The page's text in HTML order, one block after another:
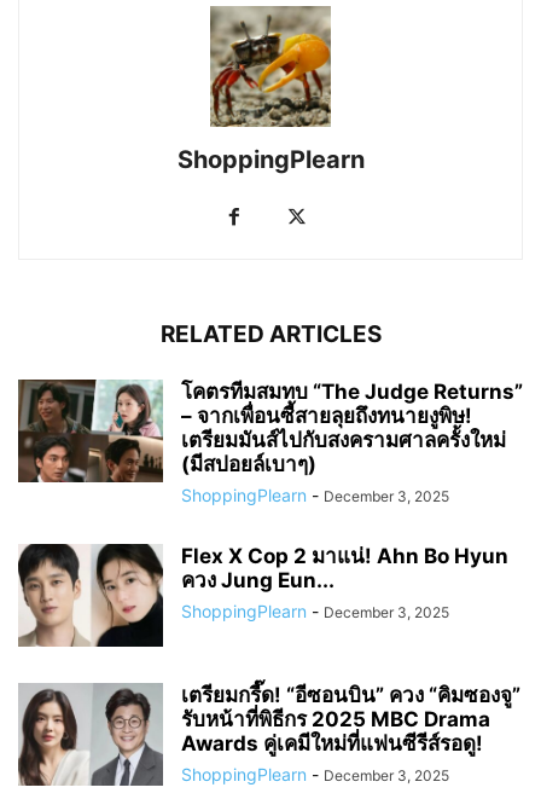
ShoppingPlearn
RELATED ARTICLES
โคตรทีมสมทบ “The Judge Returns”
– จากเพื่อนซี้สายลุยถึงทนายงูพิษ!
เตรียมมันส์ไปกับสงครามศาลครั้งใหม่
(มีสปอยล์เบาๆ)
ShoppingPlearn - December 3, 2025
Flex X Cop 2 มาแน่! Ahn Bo Hyun
ควง Jung Eun...
ShoppingPlearn - December 3, 2025
เตรียมกรี๊ด! “อีซอนบิน” ควง “คิมซองจู”
รับหน้าที่พิธีกร 2025 MBC Drama
Awards คู่เคมีใหม่ที่แฟนซีรีส์รอดู!
ShoppingPlearn - December 3, 2025